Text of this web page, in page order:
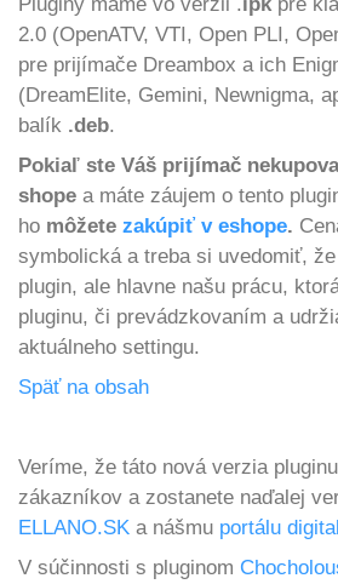
2.0 (OpenATV, VTI, Open PLI,
pre prijímače Dreambox a ich
(DreamElite, Gemini, Newnigma,
balík .deb.
Pokiaľ ste Váš prijímač
shope a máte záujem o tento
ho môžete zakúpiť v eshope.
symbolická a treba si uvedomiť,
plugin, ale hlavne našu prácu,
pluginu, či prevádzkovaním a
aktuálneho settingu.
Späť na obsah
Veríme, že táto nová verzia
zákazníkov a zostanete naďalej
ELLANO.SK a nášmu portálu
V súčinnosti s pluginom